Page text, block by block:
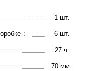
1 шт.
: 6 шт.
27 ч.
70 мм